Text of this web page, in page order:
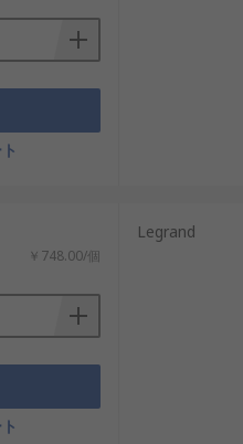
￥748.00/個
Legrand